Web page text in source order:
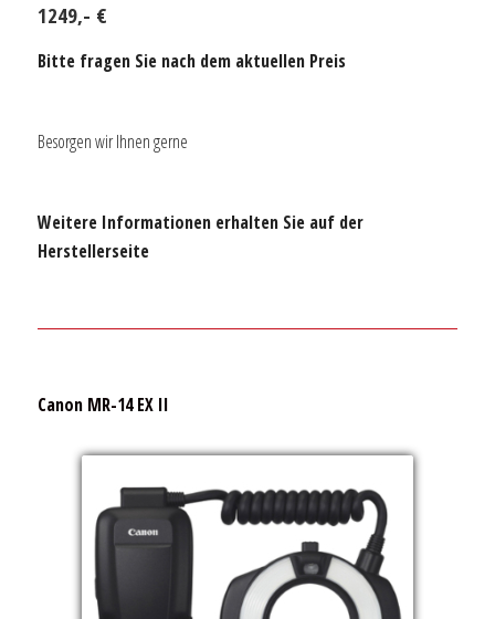
1249,- €
Bitte fragen Sie nach dem aktuellen Preis
Besorgen wir Ihnen gerne
Weitere Informationen erhalten Sie auf der
Herstellerseite
Canon MR-14 EX II